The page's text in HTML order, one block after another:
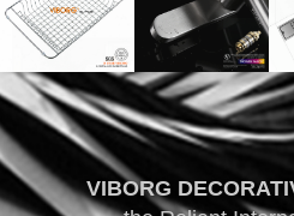
VIBORG